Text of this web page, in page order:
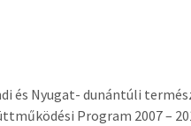
és Nyugat- dunántúli
Program 2007 –